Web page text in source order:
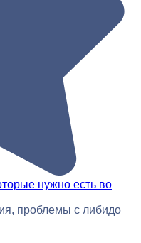
нужно есть во
проблемы с либидо